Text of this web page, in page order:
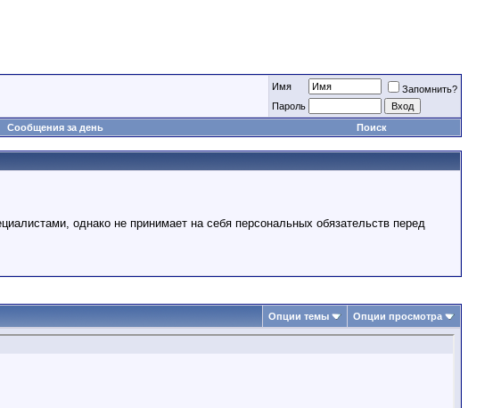
Имя
Запомнить?
Пароль
Сообщения за день Поиск
однако не принимает на себя персональных обязательств перед
Опции темы Опции просмотра